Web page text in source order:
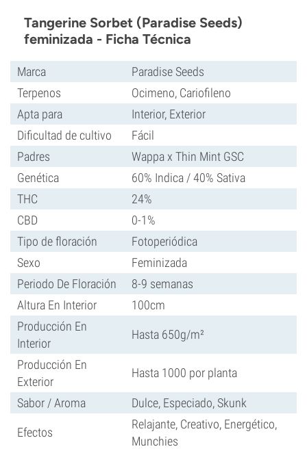
Tangerine Sorbet (Paradise Seeds)
feminizada - Ficha Técnica
Marca
Paradise Seeds
Terpenos
Ocimeno, Cariofileno
Apta para
Interior, Exterior
Dificultad de cultivo
Fácil
Padres
Wappa x Thin Mint GSC
Genética
60% Indica / 40% Sativa
THC
24%
CBD
0-1%
Tipo de floración
Fotoperiódica
Sexo
Feminizada
Periodo De Floración
8-9 semanas
Altura En Interior
100cm
Producción En
Interior
Hasta 650g/m²
Producción En
Exterior
Hasta 1000 por planta
Sabor / Aroma Dulce, Especiado, Skunk
Efectos
Relajante, Creativo, Energético,
Munchies